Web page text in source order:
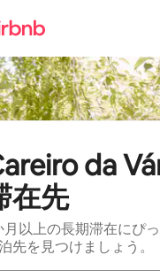
da
在先
月以上の長期滞在にぴ
先を見つけましょう。